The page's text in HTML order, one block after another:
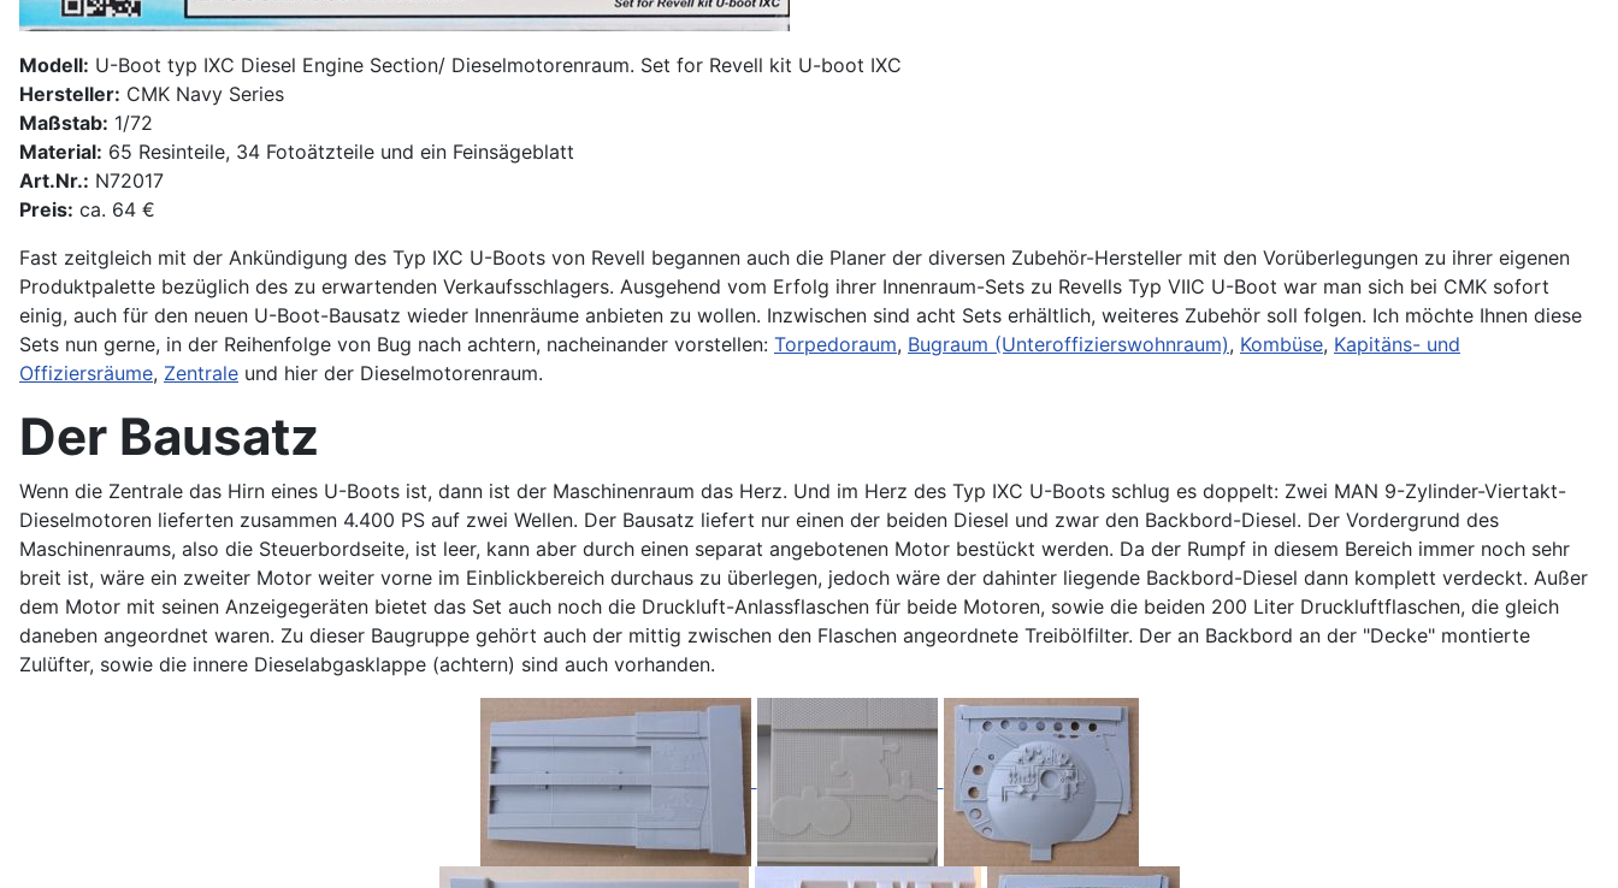
Modell: U-Boot typ IXC Diesel Engine Section/ Dieselmotorenraum. Set for Revell kit U-boot IXC
Hersteller: CMK Navy Series
Maßstab: 1/72
Material: 65 Resinteile, 34 Fotoätzteile und ein Feinsägeblatt
Art.Nr.: N72017
Preis: ca. 64 €
Fast zeitgleich mit der Ankündigung des Typ IXC U-Boots von Revell begannen auch die Planer der diversen Zubehör-Hersteller mit den Vorüberlegungen zu ihrer eigenen
Produktpalette bezüglich des zu erwartenden Verkaufsschlagers. Ausgehend vom Erfolg ihrer Innenraum-Sets zu Revells Typ VIIC U-Boot war man sich bei CMK sofort
einig, auch für den neuen U-Boot-Bausatz wieder Innenräume anbieten zu wollen. Inzwischen sind acht Sets erhältlich, weiteres Zubehör soll folgen. Ich möchte Ihnen diese
Sets nun gerne, in der Reihenfolge von Bug nach achtern, nacheinander vorstellen: Torpedoraum, Bugraum (Unteroffizierswohnraum), Kombüse, Kapitäns- und
Offiziersräume, Zentrale und hier der Dieselmotorenraum.
Der Bausatz
Wenn die Zentrale das Hirn eines U-Boots ist, dann ist der Maschinenraum das Herz. Und im Herz des Typ IXC U-Boots schlug es doppelt: Zwei MAN 9-Zylinder-Viertakt-
Dieselmotoren lieferten zusammen 4.400 PS auf zwei Wellen. Der Bausatz liefert nur einen der beiden Diesel und zwar den Backbord-Diesel. Der Vordergrund des
Maschinenraums, also die Steuerbordseite, ist leer, kann aber durch einen separat angebotenen Motor bestückt werden. Da der Rumpf in diesem Bereich immer noch sehr
breit ist, wäre ein zweiter Motor weiter vorne im Einblickbereich durchaus zu überlegen, jedoch wäre der dahinter liegende Backbord-Diesel dann komplett verdeckt. Außer
dem Motor mit seinen Anzeigegeräten bietet das Set auch noch die Druckluft-Anlassflaschen für beide Motoren, sowie die beiden 200 Liter Druckluftflaschen, die gleich
daneben angeordnet waren. Zu dieser Baugruppe gehört auch der mittig zwischen den Flaschen angeordnete Treibölfilter. Der an Backbord an der "Decke" montierte
Zulüfter, sowie die innere Dieselabgasklappe (achtern) sind auch vorhanden.